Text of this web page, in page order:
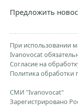
Предложить
При использовании
Ivanovocat
Согласие на
Политика обработки
СМИ "Ivanovocat"
Зарегистрировано